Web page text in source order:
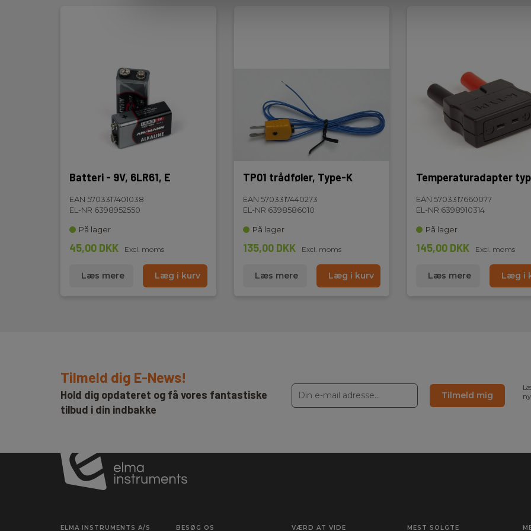
Standarder og normer
Instrumentegenskaber: IEC/EN 61010-1,IEC/EN 61326-1
målekategori:
Batteri
1 x E/PP3 (9 V) Alkaline (inkl.)
Dimensioner
H x B x D:
Nettovægt:
Batteri - 9V, 6LR61, E
EAN 5703317401038
EL-NR 6398952550
På lager
45,00 DKK Excl. moms
Læs mere Læg i kurv
TP01 trådføler, Type-K
EAN 5703317440273
EL-NR 6398586010
På lager
135,00 DKK Excl. moms
Læs mere Læg i kurv
Temperaturadapter
EAN 5703317660077
EL-NR 6398910314
På lager
145,00 DKK Excl. moms
Læs mere Læg i
Tilmeld dig E-News!
Hold dig opdateret og få vores fantastiske
tilbud i din indbakke
Tilmeld mig
ELMA INSTRUMENTS A/S BESØG OS VÆRD AT VIDE MEST SOLGTE